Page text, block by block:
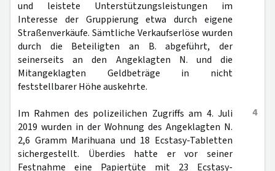
und leistete Unterstützungsleistungen im
Interesse der Gruppierung etwa durch eigene
Straßenverkäufe. Sämtliche Verkaufserlöse wurden
durch die Beteiligten an B. abgeführt, der
seinerseits an den Angeklagten N. und die
Mitangeklagten Geldbeträge in nicht
feststellbarer Höhe auskehrte.
4
Im Rahmen des polizeilichen Zugriffs am 4. Juli
2019 wurden in der Wohnung des Angeklagten N.
2,6 Gramm Marihuana und 18 Ecstasy-Tabletten
sichergestellt. Überdies hatte er vor seiner
Festnahme eine Papiertüte mit 23 Ecstasy-